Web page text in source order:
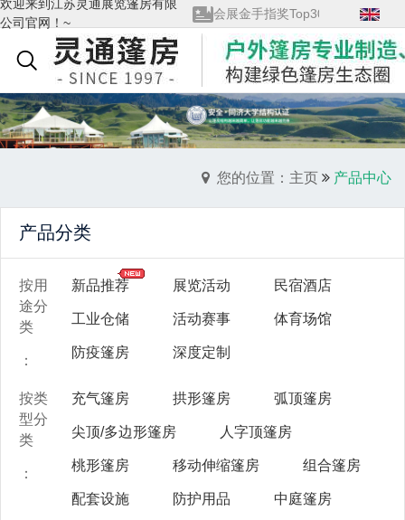
欢迎来到江苏灵通展览篷房有限
公司官网！~
会展金手指奖Top30
优秀供应商
展览馆会员单位
质量管理体系证书
查看全部→ English
您的位置：主页 产品中心
产品分类
按用
途分
类
：
新品推荐 展览活动 民宿酒店
工业仓储 活动赛事 体育场馆
防疫篷房 深度定制
按类
型分
类
：
充气篷房 拱形篷房 弧顶篷房
尖顶/多边形篷房 人字顶篷房
桃形篷房 移动伸缩篷房 组合篷房
配套设施 防护用品 中庭篷房